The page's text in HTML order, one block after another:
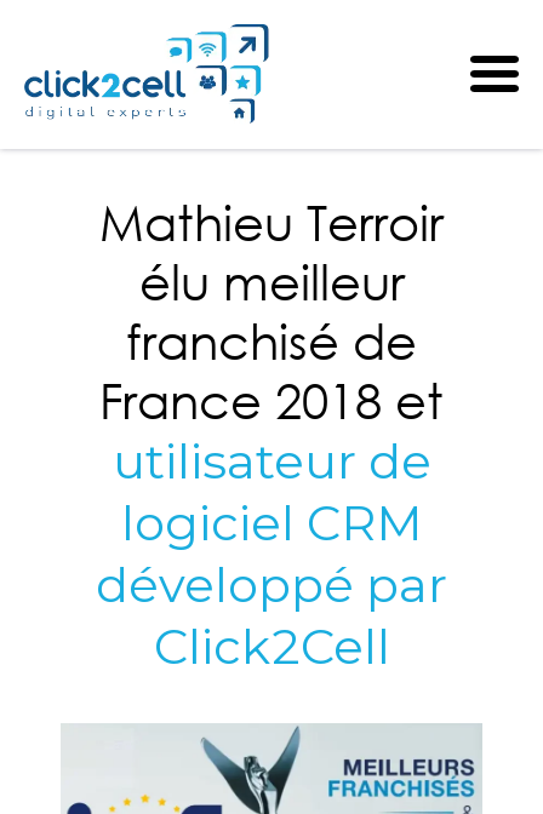
Mathieu Terroir
élu meilleur
franchisé de
France 2018 et
utilisateur de
logiciel CRM
développé par
Click2Cell